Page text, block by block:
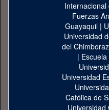
Fuerzas
Guayaquil|
Universidad
del
|
Universidad
Católica de
Universidad